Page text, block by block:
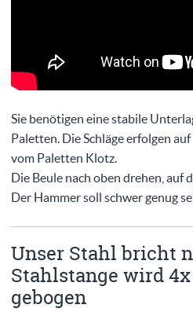
Sie benötigen eine stabile
Paletten. Die Schläge erfolgen
vom Paletten Klotz.
Die Beule nach oben drehen, auf
Der Hammer soll schwer genug
Unser Stahl bricht
Stahlstange wird
gebogen